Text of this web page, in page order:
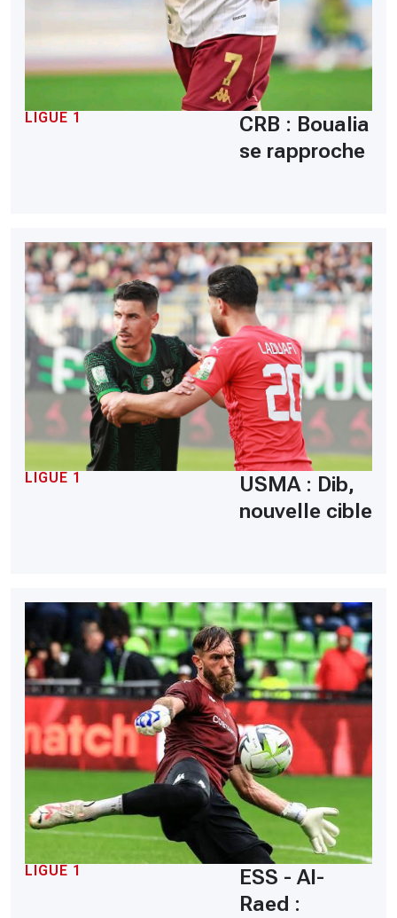
LIGUE 1
CRB : Boualia
se rapproche
LIGUE 1
USMA : Dib,
nouvelle cible
LIGUE 1
ESS - Al-
Raed :